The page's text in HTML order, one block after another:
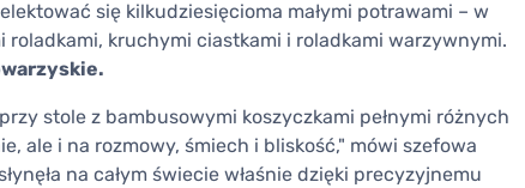
się kilkudziesięcioma małymi potrawami – w
kruchymi ciastkami i roladkami warzywnymi.
stole z bambusowymi koszyczkami pełnymi różnych
ale i na rozmowy, śmiech i bliskość," mówi szefowa
na całym świecie właśnie dzięki precyzyjnemu